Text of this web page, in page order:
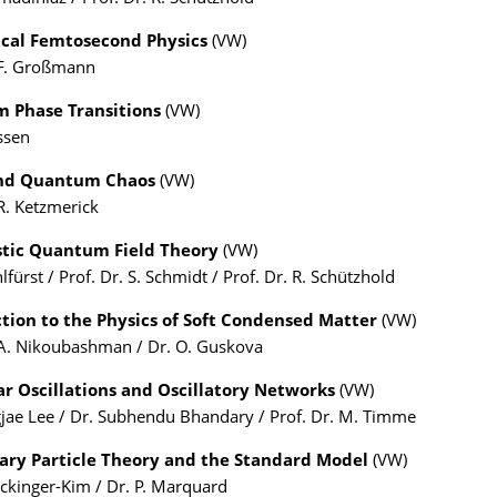
Femtosecond Physics (VW)
Großmann
Phase Transitions (VW)
Quantum Chaos (VW)
Ketzmerick
Quantum Field Theory (VW)
/ Prof. Dr. S. Schmidt / Prof. Dr. R. Schützhold
to the Physics of Soft Condensed Matter (VW)
Nikoubashman / Dr. O. Guskova
Oscillations and Oscillatory Networks (VW)
Lee / Dr. Subhendu Bhandary / Prof. Dr. M. Timme
Particle Theory and the Standard Model (VW)
Kim / Dr. P. Marquard